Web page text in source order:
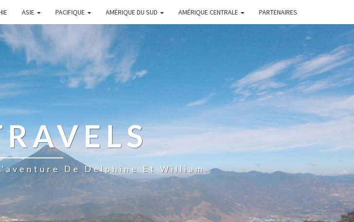
ASIE PACIFIQUE AMÉRIQUE DU SUD AMÉRIQUE CENTRALE PARTENAIRES
De Delphine Et William